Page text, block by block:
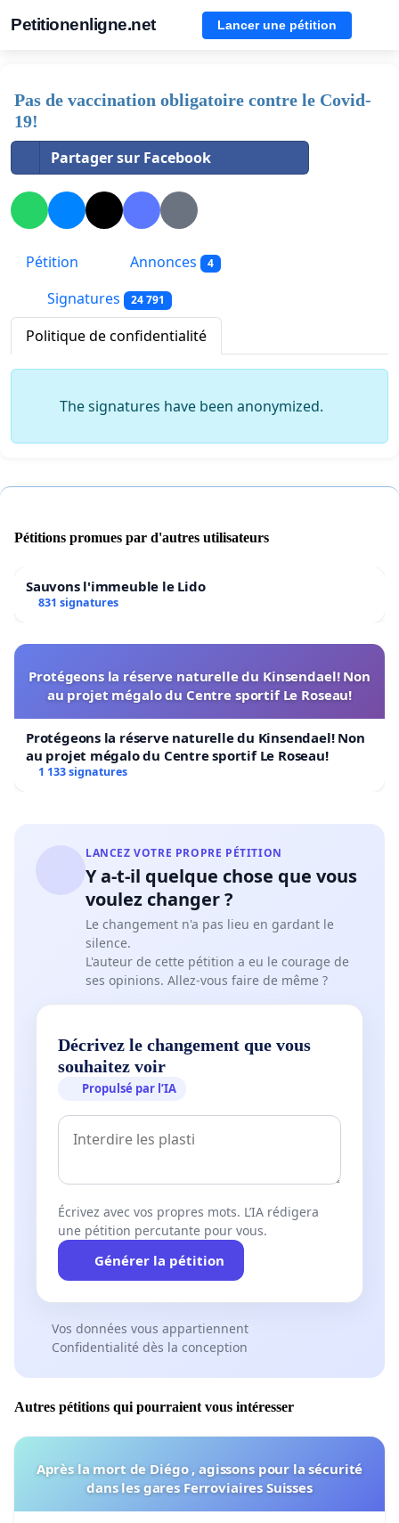
Petitionenligne.net Lancer une pétition
Pas de vaccination obligatoire contre le Covid-
19!
Partager sur Facebook
Pétition Annonces 4
Signatures 24 791
Politique de confidentialité
The signatures have been anonymized.
Pétitions promues par d'autres utilisateurs
Sauvons l'immeuble le Lido
831 signatures
Protégeons la réserve naturelle du Kinsendael! Non
au projet mégalo du Centre sportif Le Roseau!
Protégeons la réserve naturelle du Kinsendael! Non
au projet mégalo du Centre sportif Le Roseau!
1 133 signatures
LANCEZ VOTRE PROPRE PÉTITION
Y a-t-il quelque chose que vous
voulez changer ?
Le changement n'a pas lieu en gardant le
silence.
L'auteur de cette pétition a eu le courage de
ses opinions. Allez-vous faire de même ?
Décrivez le changement que vous
souhaitez voir
Propulsé par l’IA
Écrivez avec vos propres mots. L’IA rédigera
une pétition percutante pour vous.
Générer la pétition
Vos données vous appartiennent
Confidentialité dès la conception
Autres pétitions qui pourraient vous intéresser
Après la mort de Diégo , agissons pour la sécurité
dans les gares Ferroviaires Suisses